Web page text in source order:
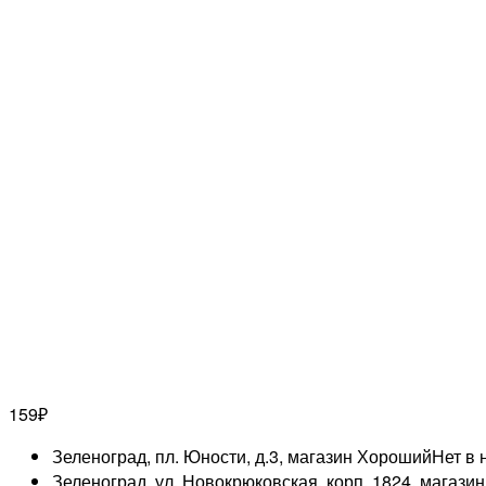
159₽
Зеленоград, пл. Юности, д.3, магазин ХорошийНет в